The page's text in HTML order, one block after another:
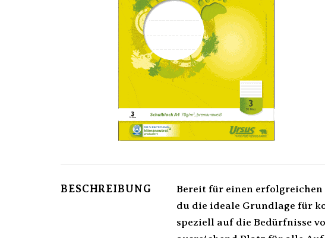
BESCHREIBUNG Bereit für einen
du die ideale Grundlage für
speziell auf die Bedürfnisse